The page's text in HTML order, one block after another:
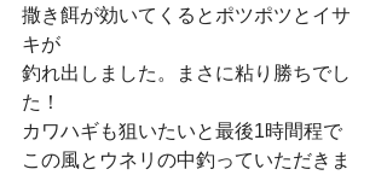
撒き餌が効いてくるとポツポツとイサ
キが
釣れ出しました。まさに粘り勝ちでし
た！
カワハギも狙いたいと最後1時間程で
この風とウネリの中釣っていただきま